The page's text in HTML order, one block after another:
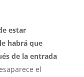
estar
habrá que
de la entrada
el